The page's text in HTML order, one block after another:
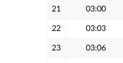
21 03:00
22 03:03
23 03:06